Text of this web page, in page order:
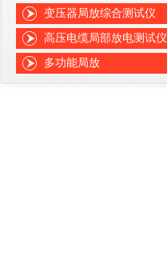
变压器局放综合测试仪
高压电缆局部放电测试仪
多功能局放